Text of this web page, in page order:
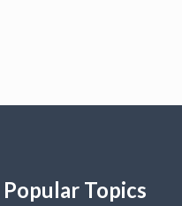
Popular Topics